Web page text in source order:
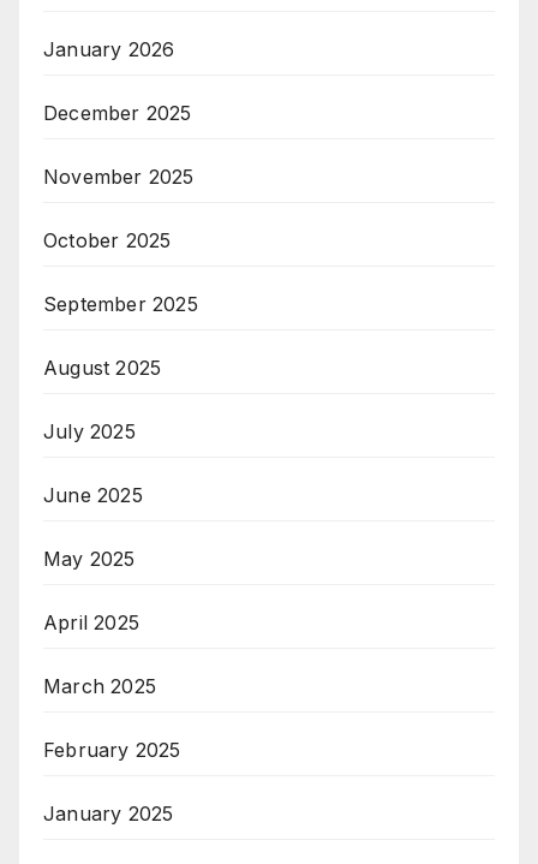
January 2026
December 2025
November 2025
October 2025
September 2025
August 2025
July 2025
June 2025
May 2025
April 2025
March 2025
February 2025
January 2025